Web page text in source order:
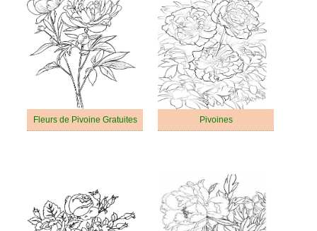
Fleurs de Pivoine Gratuites Pivoines